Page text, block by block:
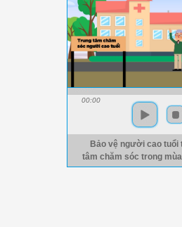
00:00
Bảo vệ người cao tuổi
tâm chăm sóc trong